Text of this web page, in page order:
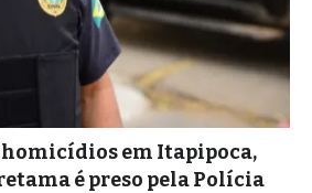
em Itapipoca,
é preso pela Polícia